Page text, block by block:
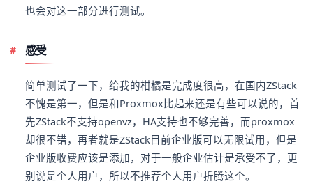
也会对这一部分进行测试。
感受
简单测试了一下，给我的柑橘是完成度很高，在国内ZStack
不愧是第一，但是和Proxmox比起来还是有些可以说的，首
先ZStack不支持openvz，HA支持也不够完善，而proxmox
却很不错，再者就是ZStack目前企业版可以无限试用，但是
企业版收费应该是添加，对于一般企业估计是承受不了，更
别说是个人用户，所以不推荐个人用户折腾这个。